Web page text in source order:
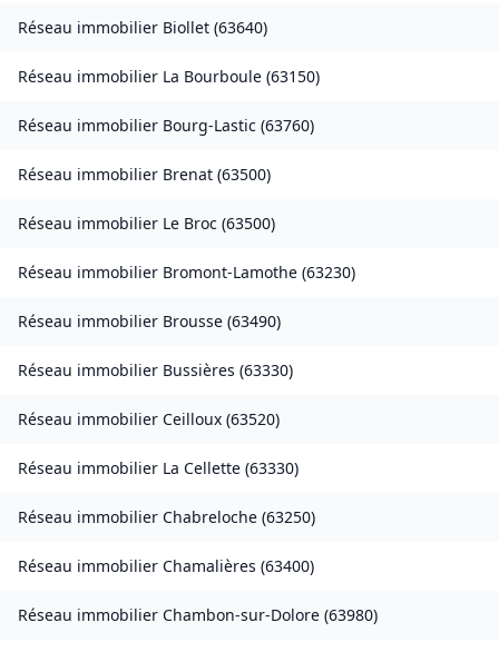
Réseau immobilier Biollet (63640)
Réseau immobilier La Bourboule (63150)
Réseau immobilier Bourg-Lastic (63760)
Réseau immobilier Brenat (63500)
Réseau immobilier Le Broc (63500)
Réseau immobilier Bromont-Lamothe (63230)
Réseau immobilier Brousse (63490)
Réseau immobilier Bussières (63330)
Réseau immobilier Ceilloux (63520)
Réseau immobilier La Cellette (63330)
Réseau immobilier Chabreloche (63250)
Réseau immobilier Chamalières (63400)
Réseau immobilier Chambon-sur-Dolore (63980)